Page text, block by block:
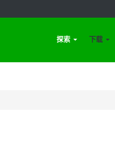
探索 下载